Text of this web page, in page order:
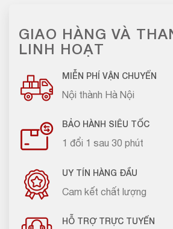
GIAO HÀNG VÀ
LINH HOẠT
MIỄN PHÍ VẬN CHUYỂN
Nội thành Hà Nội
BẢO HÀNH SIÊU TỐC
1 đổi 1 sau 30 phút
UY TÍN HÀNG ĐẦU
Cam kết chất lượng
HỖ TRỢ TRỰC TUYẾN